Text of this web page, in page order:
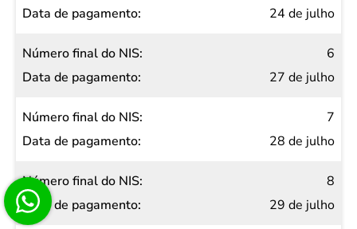
24 de julho
6
27 de julho
7
28 de julho
8
29 de julho